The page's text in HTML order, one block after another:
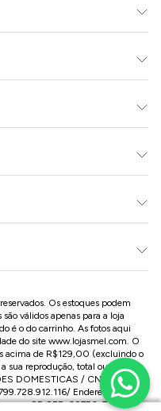
Os estoques podem
válidos apenas para a loja
é o do carrinho. As fotos aqui
do site www.lojasmel.com. O
acima de R$129,00 (excluindo o
sua reprodução, total ou parcial,
DOMESTICAS / CNPJ:
Endereço: R José
- SP CEP: 09750-730